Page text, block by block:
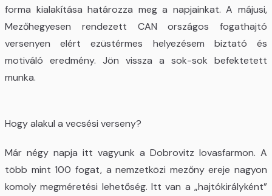
forma kialakítása határozza meg a napjainkat. A májusi,
Mezőhegyesen rendezett CAN országos fogathajtó
versenyen elért ezüstérmes helyezésem biztató és
motiváló eredmény. Jön vissza a sok-sok befektetett
munka.
Hogy alakul a vecsési verseny?
Már négy napja itt vagyunk a Dobrovitz lovasfarmon. A
több mint 100 fogat, a nemzetközi mezőny ereje nagyon
komoly megméretési lehetőség. Itt van a „hajtókirályként”